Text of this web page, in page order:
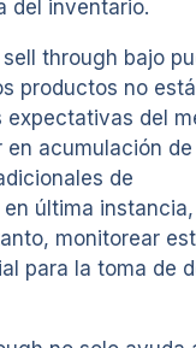
del inventario.
through bajo
productos no
expectativas del
en acumulación de
de
última
monitorear
para la toma de